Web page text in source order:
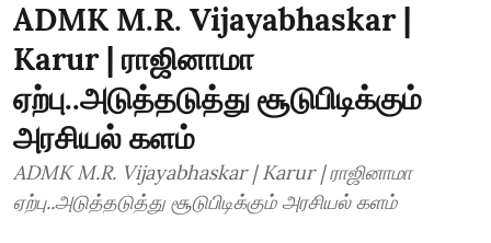
ADMK M.R. Vijayabhaskar |
Karur | ராஜினாமா
ஏற்பு..அடுத்தடுத்து சூடுபிடிக்கும்
அரசியல் களம்
ADMK M.R. Vijayabhaskar | Karur | ராஜினாமா
ஏற்பு..அடுத்தடுத்து சூடுபிடிக்கும் அரசியல் களம்